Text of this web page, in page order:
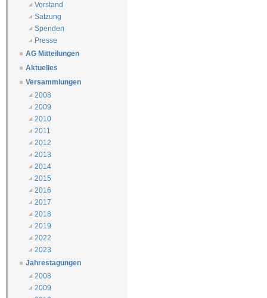
Vorstand
Satzung
Spenden
Presse
AG Mitteilungen
Aktuelles
Versammlungen
2008
2009
2010
2011
2012
2013
2014
2015
2016
2017
2018
2019
2022
2023
Jahrestagungen
2008
2009